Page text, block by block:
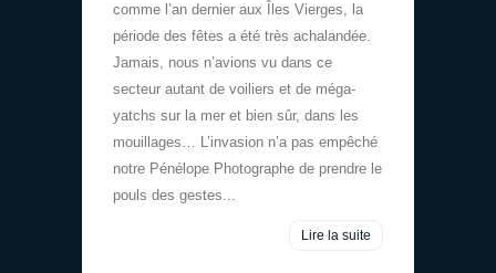
comme l’an dernier aux Îles Vierges, la
période des fêtes a été très achalandée.
Jamais, nous n’avions vu dans ce
secteur autant de voiliers et de méga-
yatchs sur la mer et bien sûr, dans les
mouillages… L’invasion n’a pas empêché
notre Pénélope Photographe de prendre le
pouls des gestes...
Lire la suite